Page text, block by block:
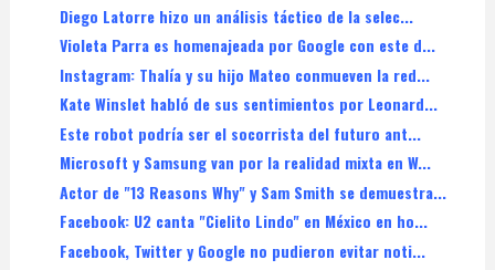
Diego Latorre hizo un análisis táctico de la selec...
Violeta Parra es homenajeada por Google con este d...
Instagram: Thalía y su hijo Mateo conmueven la red...
Kate Winslet habló de sus sentimientos por Leonard...
Este robot podría ser el socorrista del futuro ant...
Microsoft y Samsung van por la realidad mixta en W...
Actor de "13 Reasons Why" y Sam Smith se demuestra...
Facebook: U2 canta "Cielito Lindo" en México en ho...
Facebook, Twitter y Google no pudieron evitar noti...